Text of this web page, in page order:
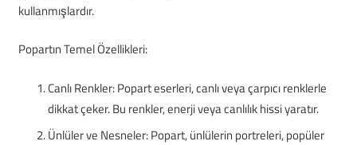
kullanmışlardır.
Popartın Temel Özellikleri:
Canlı Renkler: Popart eserleri, canlı veya çarpıcı renklerle
dikkat çeker. Bu renkler, enerji veya canlılık hissi yaratır.
Ünlüler ve Nesneler: Popart, ünlülerin portreleri, popüler